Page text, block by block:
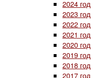
2024 год
2023 год
2022 год
2021 год
2020 год
2019 год
2018 год
2017 год